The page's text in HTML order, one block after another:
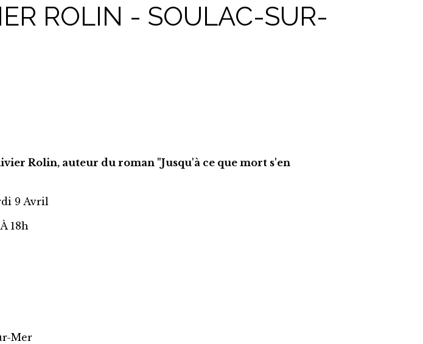
ROLIN - SOULAC-SUR-
Rolin, auteur du roman "Jusqu'à ce que mort s'en
9 Avril
À 18h
Mer